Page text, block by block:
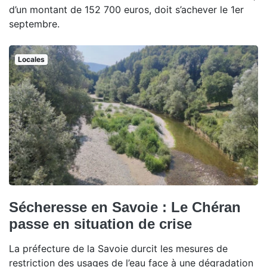
d’un montant de 152 700 euros, doit s’achever le 1er
septembre.
Locales
Sécheresse en Savoie : Le Chéran
passe en situation de crise
La préfecture de la Savoie durcit les mesures de
restriction des usages de l’eau face à une dégradation